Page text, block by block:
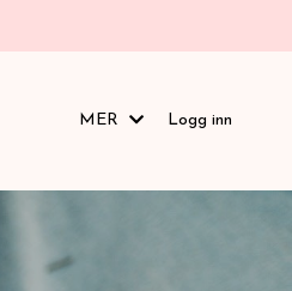
MER Logg inn